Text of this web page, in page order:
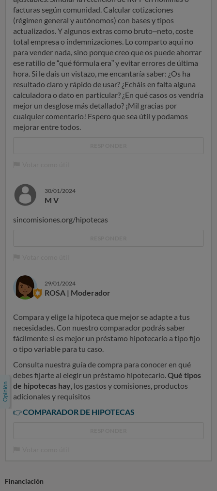
facturas según comunidad. Calcular cotizaciones
(régimen general y autónomos) con bases y tipos
actualizados. Y algunos extras como bruto–neto, coste
total empresa o indemnizaciones. Lo comparto aquí no
para vender nada, sino porque creo que os puede ahorrar
ese ratillo de “qué fórmula era” y evitar errores de última
hora. Si le dais un vistazo, me encantaría saber: ¿Os ha
resultado claro y rápido de usar? ¿Echáis en falta alguna
calculadora o dato en particular? ¿En qué casos os vendría
mejor un desglose más detallado? ¡Mil gracias por
cualquier comentario! Espero que sea útil y podamos
mejorar entre todos.
30/01/2024
M V
sincomisiones.org/hipotecas
29/01/2024
ROSA | Moderador
Compara y elige la hipoteca que mejor se adapte a tus
necesidades. Con nuestro comparador podrás saber
fácilmente si es mejor un préstamo hipotecario a tipo fijo
o tipo variable para tu caso.
Consulta nuestra guía de compra para conocer en qué
debes fijarte al elegir un préstamo hipotecario.Qué tipos
de hipotecas hay, los gastos y comisiones, productos
adicionales y requisitos
👉COMPARADOR DE HIPOTECAS
Financiación